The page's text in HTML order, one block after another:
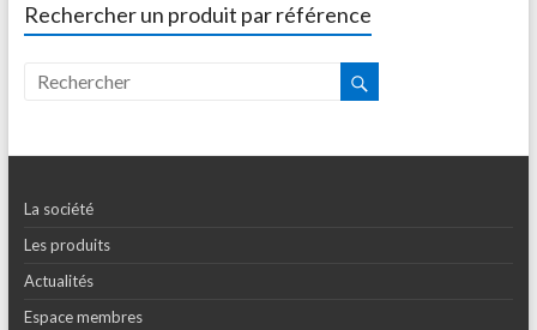
Rechercher un produit par référence
La société
Les produits
Actualités
Espace membres